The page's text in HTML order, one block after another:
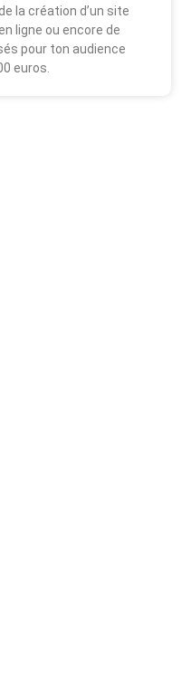
la création d’un site
ligne ou encore de
pour ton audience
euros.